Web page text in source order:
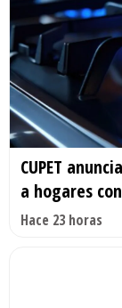
CUPET
a hogares
Hace 23 horas